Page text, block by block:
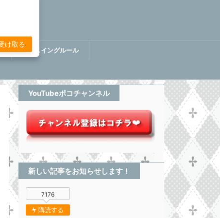
ぷちスイングルール
トレード】
YouTubeポコチャンネル
新しい記事をお知らせします！
7176
購読する
け取る